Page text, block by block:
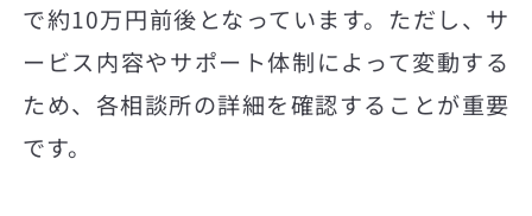
で約10万円前後となっています。ただし、サ
ービス内容やサポート体制によって変動する
ため、各相談所の詳細を確認することが重要
です。